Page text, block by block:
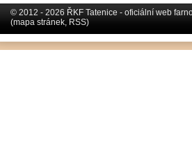
© 2012 - 2026 ŘKF Tatenice - oficiální web
(mapa stránek, RSS)